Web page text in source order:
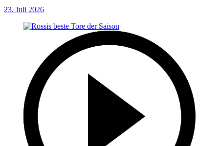
23. Juli 2026